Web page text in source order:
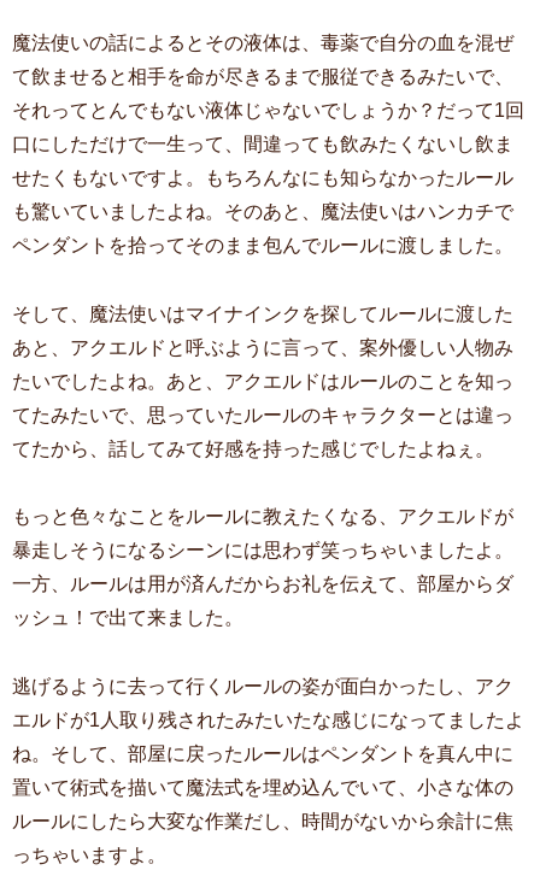
魔法使いの話によるとその液体は、毒薬で自分の血を混ぜ
て飲ませると相手を命が尽きるまで服従できるみたいで、
それってとんでもない液体じゃないでしょうか？だって1回
口にしただけで一生って、間違っても飲みたくないし飲ま
せたくもないですよ。もちろんなにも知らなかったルール
も驚いていましたよね。そのあと、魔法使いはハンカチで
ペンダントを拾ってそのまま包んでルールに渡しました。
そして、魔法使いはマイナインクを探してルールに渡した
あと、アクエルドと呼ぶように言って、案外優しい人物み
たいでしたよね。あと、アクエルドはルールのことを知っ
てたみたいで、思っていたルールのキャラクターとは違っ
てたから、話してみて好感を持った感じでしたよねぇ。
もっと色々なことをルールに教えたくなる、アクエルドが
暴走しそうになるシーンには思わず笑っちゃいましたよ。
一方、ルールは用が済んだからお礼を伝えて、部屋からダ
ッシュ！で出て来ました。
逃げるように去って行くルールの姿が面白かったし、アク
エルドが1人取り残されたみたいたな感じになってましたよ
ね。そして、部屋に戻ったルールはペンダントを真ん中に
置いて術式を描いて魔法式を埋め込んでいて、小さな体の
ルールにしたら大変な作業だし、時間がないから余計に焦
っちゃいますよ。